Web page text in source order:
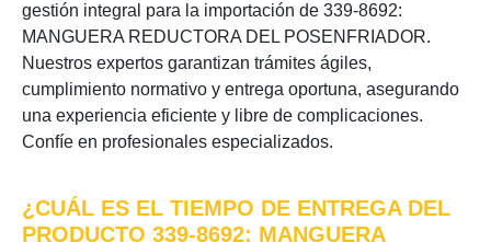
gestión integral para la importación de 339-8692:
MANGUERA REDUCTORA DEL POSENFRIADOR.
Nuestros expertos garantizan trámites ágiles,
cumplimiento normativo y entrega oportuna, asegurando
una experiencia eficiente y libre de complicaciones.
Confíe en profesionales especializados.
¿CUÁL ES EL TIEMPO DE ENTREGA DEL
PRODUCTO 339-8692: MANGUERA